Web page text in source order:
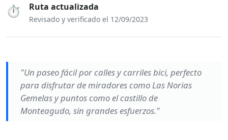
⏱️ Ruta actualizada
Revisado y verificado el 12/09/2023
"Un paseo fácil por calles y carriles bici, perfecto
para disfrutar de miradores como Las Norias
Gemelas y puntos como el castillo de
Monteagudo, sin grandes esfuerzos."